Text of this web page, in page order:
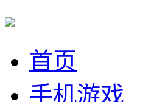
首页
手机游戏